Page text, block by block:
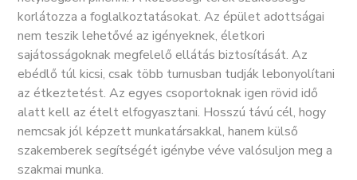
korlátozza a foglalkoztatásokat. Az épület adottságai
nem teszik lehetővé az igényeknek, életkori
sajátosságoknak megfelelő ellátás biztosítását. Az
ebédlő túl kicsi, csak több turnusban tudják lebonyolítani
az étkeztetést. Az egyes csoportoknak igen rövid idő
alatt kell az ételt elfogyasztani. Hosszú távú cél, hogy
nemcsak jól képzett munkatársakkal, hanem külső
szakemberek segítségét igénybe véve valósuljon meg a
szakmai munka.